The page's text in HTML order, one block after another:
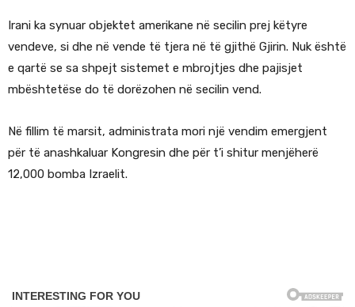
Irani ka synuar objektet amerikane në secilin prej këtyre
vendeve, si dhe në vende të tjera në të gjithë Gjirin. Nuk është
e qartë se sa shpejt sistemet e mbrojtjes dhe pajisjet
mbështetëse do të dorëzohen në secilin vend.
Në fillim të marsit, administrata mori një vendim emergjent
për të anashkaluar Kongresin dhe për t’i shitur menjëherë
12,000 bomba Izraelit.